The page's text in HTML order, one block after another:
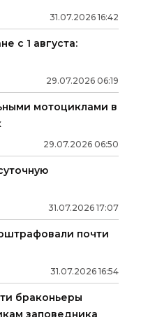
31.07.2026 16:42
с 1 августа:
29.07.2026 06:19
мотоциклами в
29.07.2026 06:50
31.07.2026 17:07
почти
31.07.2026 16:54
браконьеры
заповедника